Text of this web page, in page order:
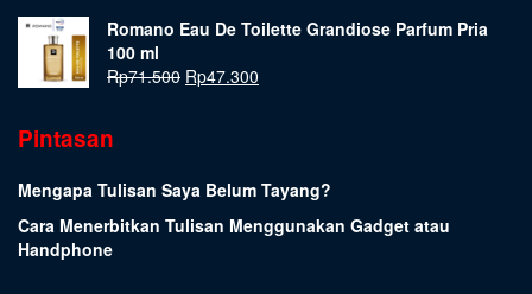
Romano Eau De Toilette Grandiose Parfum Pria
100 ml
Rp71.500 Rp47.300
Pintasan
Mengapa Tulisan Saya Belum Tayang?
Cara Menerbitkan Tulisan Menggunakan Gadget atau
Handphone